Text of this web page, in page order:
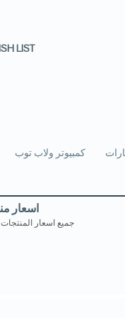
LIST
كمبيوتر ولاب توب
اسعار
جميع اسعار المنتجات